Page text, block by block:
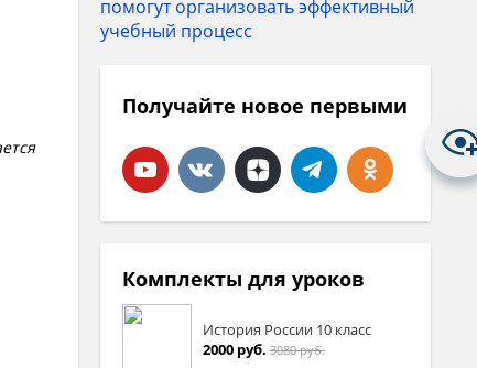
Получайте новое первыми
Комплекты для уроков
История России 10 класс
2000 руб. 3080 руб.